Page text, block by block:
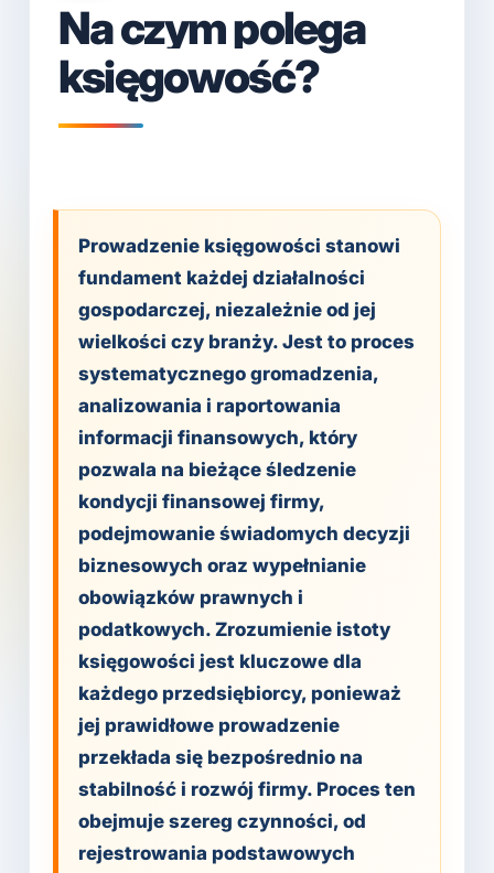
Na czym polega
księgowość?
Prowadzenie księgowości stanowi
fundament każdej działalności
gospodarczej, niezależnie od jej
wielkości czy branży. Jest to proces
systematycznego gromadzenia,
analizowania i raportowania
informacji finansowych, który
pozwala na bieżące śledzenie
kondycji finansowej firmy,
podejmowanie świadomych decyzji
biznesowych oraz wypełnianie
obowiązków prawnych i
podatkowych. Zrozumienie istoty
księgowości jest kluczowe dla
każdego przedsiębiorcy, ponieważ
jej prawidłowe prowadzenie
przekłada się bezpośrednio na
stabilność i rozwój firmy. Proces ten
obejmuje szereg czynności, od
rejestrowania podstawowych